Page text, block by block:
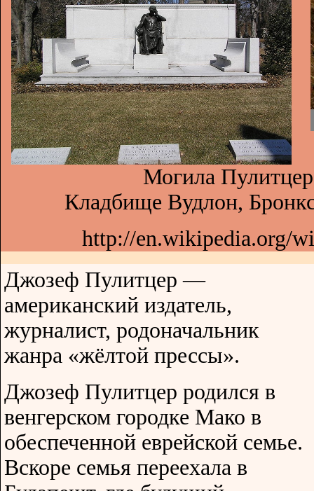
Могила
Кладбище Вудлон,
http://en.wikipedia.org/
Джозеф Пулитцер —
американский издатель,
журналист, родоначальник
жанра «жёлтой прессы».
Джозеф Пулитцер родился в
венгерском городке Мако в
обеспеченной еврейской семье.
Вскоре семья переехала в